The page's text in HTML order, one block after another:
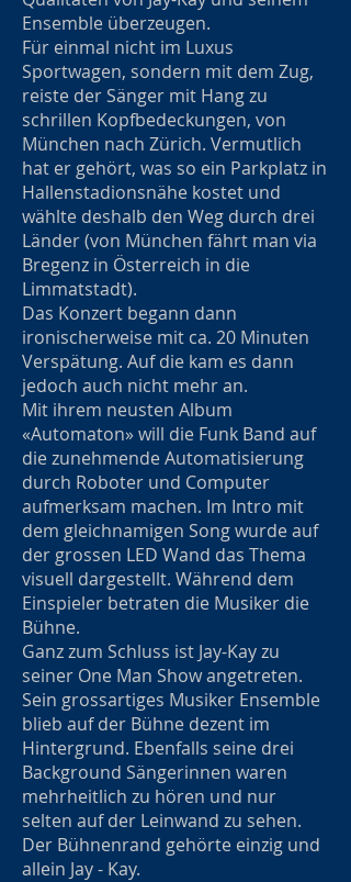
Ensemble überzeugen.
Für einmal nicht im Luxus
Sportwagen, sondern mit dem Zug,
reiste der Sänger mit Hang zu
schrillen Kopfbedeckungen, von
München nach Zürich. Vermutlich
hat er gehört, was so ein Parkplatz in
Hallenstadionsnähe kostet und
wählte deshalb den Weg durch drei
Länder (von München fährt man via
Bregenz in Österreich in die
Limmatstadt).
Das Konzert begann dann
ironischerweise mit ca. 20 Minuten
Verspätung. Auf die kam es dann
jedoch auch nicht mehr an.
Mit ihrem neusten Album
«Automaton» will die Funk Band auf
die zunehmende Automatisierung
durch Roboter und Computer
aufmerksam machen. Im Intro mit
dem gleichnamigen Song wurde auf
der grossen LED Wand das Thema
visuell dargestellt. Während dem
Einspieler betraten die Musiker die
Bühne.
Ganz zum Schluss ist Jay-Kay zu
seiner One Man Show angetreten.
Sein grossartiges Musiker Ensemble
blieb auf der Bühne dezent im
Hintergrund. Ebenfalls seine drei
Background Sängerinnen waren
mehrheitlich zu hören und nur
selten auf der Leinwand zu sehen.
Der Bühnenrand gehörte einzig und
allein Jay - Kay.